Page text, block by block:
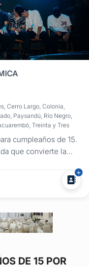
Cerro Largo, Colonia,
Paysandú, Río Negro,
Treinta y Tres
cumpleaños de 15.
que convierte la
para un
participar al
DE 15 POR